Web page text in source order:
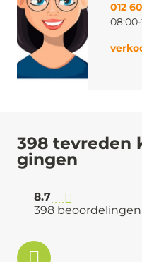
012
398 tevreden
gingen
8.7
398 beoordelingen